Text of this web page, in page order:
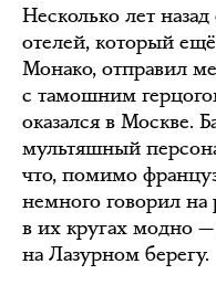
Несколько лет
отелей, который
Монако, отправил
с тамошним
оказался в Москве.
мультяшный
что, помимо
немного говорил на
в их кругах модно —
на Лазурном берегу.